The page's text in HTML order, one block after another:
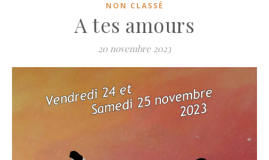
NON CLASSÉ
A tes amours
20 novembre 2023